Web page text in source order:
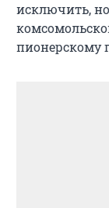
исключить,
пионерскому